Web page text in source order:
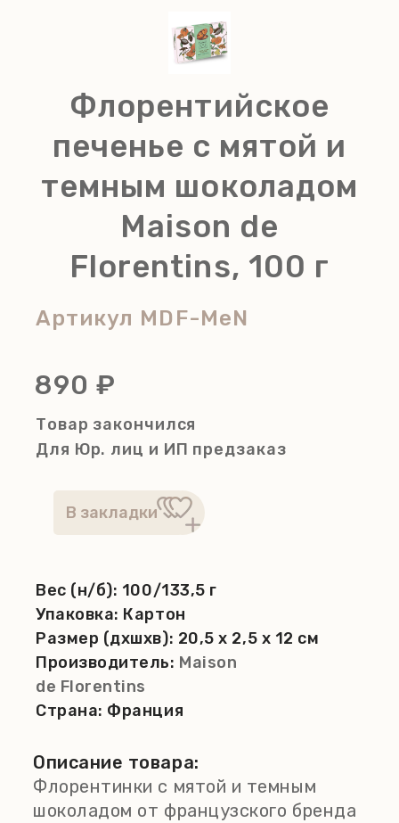
Флорентийское
печенье с мятой и
темным шоколадом
Maison de
Florentins, 100 г
Артикул MDF-MeN
890 ₽
Товар закончился
Для Юр. лиц и ИП предзаказ
Вес (н/б): 100/133,5 г
Упаковка: Картон
Размер (дхшхв): 20,5 x 2,5 x 12 см
Производитель: Maison
de Florentins
Страна: Франция
Описание товара:
Флорентинки с мятой и темным
шоколадом от французского бренда